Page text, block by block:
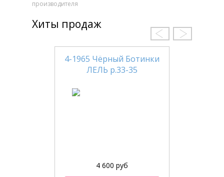
производителя
Хиты продаж
4-1965 Чёрный Ботинки
ЛЕЛЬ р.33-35
4 600 руб